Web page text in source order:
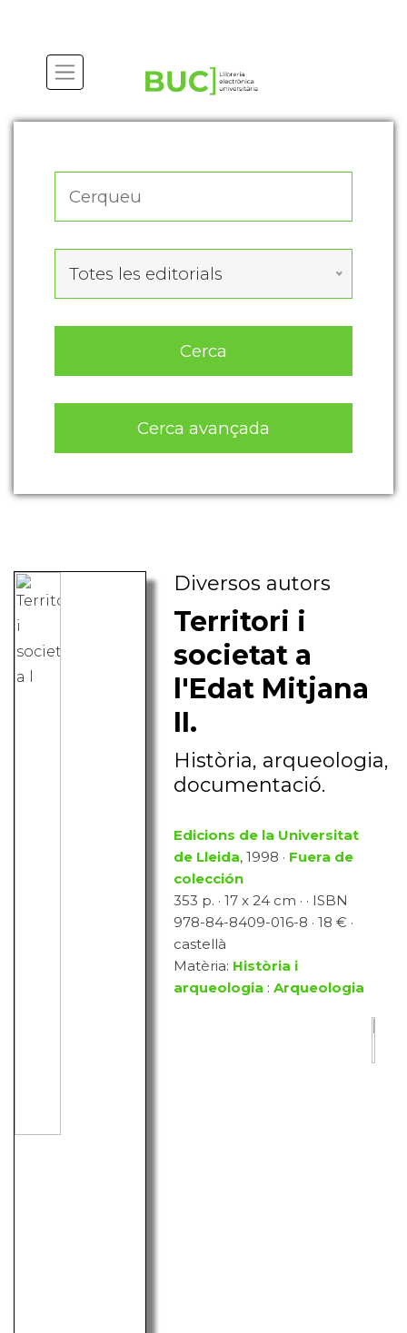
Totes les editorials
Cerca
Cerca avançada
Diversos autors
Territori i
societat a
l'Edat Mitjana
II.
Història, arqueologia,
documentació.
Edicions de la Universitat
de Lleida, 1998 · Fuera de
colección
353 p. · 17 x 24 cm · · ISBN
978-84-8409-016-8 · 18 € ·
castellà
Matèria: Història i
arqueologia :Arqueologia